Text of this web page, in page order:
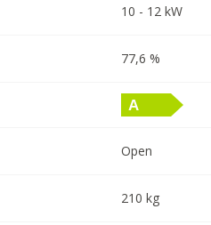
10 - 12 kW
77,6 %
Open
210 kg